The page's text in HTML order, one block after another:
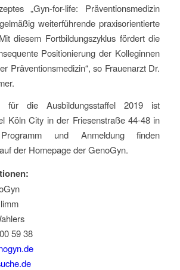
„Gyn-for-life: Präventionsmedizin
weiterführende praxisorientierte
diesem Fortbildungszyklus fördert die
Positionierung der Kolleginnen
Präventionsmedizin“, so Frauenarzt Dr.
für die Ausbildungsstaffel 2019 ist
Köln City in der Friesenstraße 44-48 in
und Anmeldung finden
der Homepage der GenoGyn.
59 38